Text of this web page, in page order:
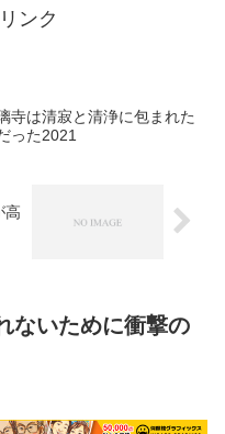
ンク
寺は清寂と清浄に包まれた
った2021
高
ないために衝撃の